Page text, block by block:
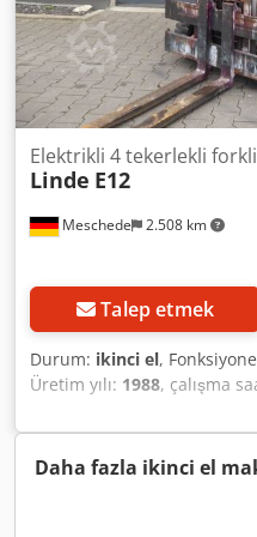
Meschede 2.508 km
Elektrikli 4 tekerlekli
Linde E12
Talep etmek
Durum: ikinci el,
Üretim yılı: 1988, çalışma
, kaldırma
150 mm, yakıt türü:
yüksekliği:2.000 mm ,
tekerlekli forklift Yük merkezi:
1.000 - 2.500 kg Direk tipi:
Daha fazla ikinci el